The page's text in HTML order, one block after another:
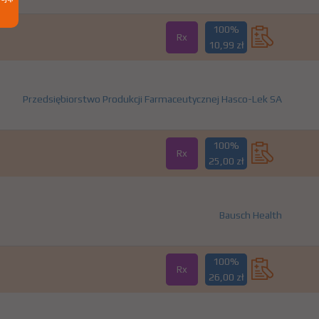
Rx
100%
10,99 zł
Przedsiębiorstwo Produkcji Farmaceutycznej Hasco-Lek SA
Rx
100%
25,00 zł
Bausch Health
Rx
100%
26,00 zł